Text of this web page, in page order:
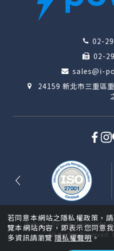
02-
02-
sales@i-
24159 新北市三重區
Website DesignCopyright
All Rights Reserved.
若同意本網站之隱私權政策，
覽本網站內容，即表示您同意
多資訊請瀏覽隱私權聲明。